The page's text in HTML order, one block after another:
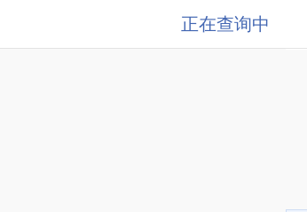
正在查询中